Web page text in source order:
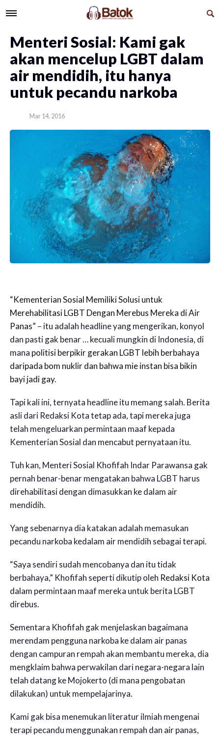
Menteri Sosial: Kami gak
akan mencelup LGBT dalam
air mendidih, itu hanya
untuk pecandu narkoba
Mar 14, 2016
“Kementerian Sosial Memiliki Solusi untuk
Merehabilitasi LGBT Dengan Merebus Mereka di Air
Panas” – itu adalah headline yang mengerikan, konyol
dan pasti gak benar … kecuali mungkin di Indonesia, di
mana politisi berpikir gerakan LGBT lebih berbahaya
daripada bom nuklir dan bahwa mie instan bisa bikin
bayi jadi gay.
Tapi kali ini, ternyata headline itu memang salah. Berita
asli dari Redaksi Kota tetap ada, tapi mereka juga
telah mengeluarkan permintaan maaf kepada
Kementerian Sosial dan mencabut pernyataan itu.
Tuh kan, Menteri Sosial Khofifah Indar Parawansa gak
pernah benar-benar mengatakan bahwa LGBT harus
direhabilitasi dengan dimasukkan ke dalam air
mendidih.
Yang sebenarnya dia katakan adalah memasukan
pecandu narkoba kedalam air mendidih sebagai terapi.
“Saya sendiri sudah mencobanya dan itu tidak
berbahaya,” Khofifah seperti dikutip oleh Redaksi Kota
dalam permintaan maaf mereka untuk berita LGBT
direbus.
Sementara Khofifah gak menjelaskan bagaimana
merendam pengguna narkoba ke dalam air panas
dengan campuran rempah akan membantu mereka, dia
mengklaim bahwa perwakilan dari negara-negara lain
telah datang ke Mojokerto (di mana pengobatan
dilakukan) untuk mempelajarinya.
Kami gak bisa menemukan literatur ilmiah mengenai
terapi pecandu menggunakan rempah dan air panas,